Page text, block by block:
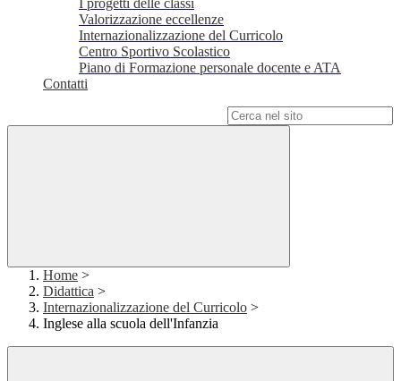
I progetti delle classi
Valorizzazione eccellenze
Internazionalizzazione del Curricolo
Centro Sportivo Scolastico
Piano di Formazione personale docente e ATA
Contatti
Home >
Didattica >
Internazionalizzazione del Curricolo >
Inglese alla scuola dell'Infanzia